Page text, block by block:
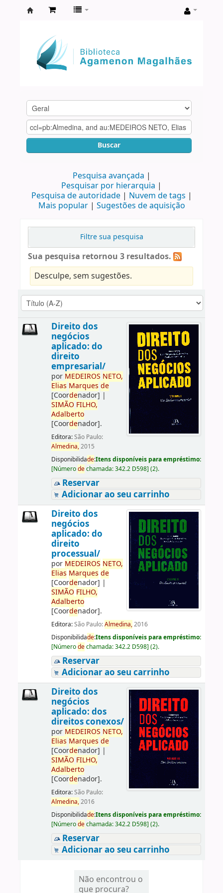
Agamenon
Magalhães
Buscar
Pesquisa avançada
Pesquisar por hierarquia
Pesquisa de autoridade
Nuvem de tags
Mais popular
Sugestões de aquisição
Filtre sua pesquisa
Sua pesquisa retornou 3 resultados.
Desculpe, sem sugestões.
Direito dos
negócios
aplicado: do
direito
empresarial/
por MEDEIROS NETO,
Elias Marques de
[Coordenador] |
SIMÃO FILHO,
Adalberto
[Coordenador].
Editora:São Paulo:
Almedina,2015
Disponibilidade:Itens disponíveis para empréstimo:
[Númerodechamada:342.2 D598] (2).
Reservar
Adicionar ao seu carrinho
Direito dos
negócios
aplicado: do
direito
processual/
por MEDEIROS NETO,
Elias Marques de
[Coordenador] |
SIMÃO FILHO,
Adalberto
[Coordenador].
Editora:São Paulo:Almedina,2016
Disponibilidade:Itens disponíveis para empréstimo:
[Númerodechamada:342.2 D598] (2).
Reservar
Adicionar ao seu carrinho
Direito dos
negócios
aplicado: dos
direitos conexos/
por MEDEIROS NETO,
Elias Marques de
[Coordenador] |
SIMÃO FILHO,
Adalberto
[Coordenador].
Editora:São Paulo:
Almedina,2016
Disponibilidade:Itens disponíveis para empréstimo:
[Númerodechamada:342.2 D598] (2).
Reservar
Adicionar ao seu carrinho
Não encontrou o
que procura?